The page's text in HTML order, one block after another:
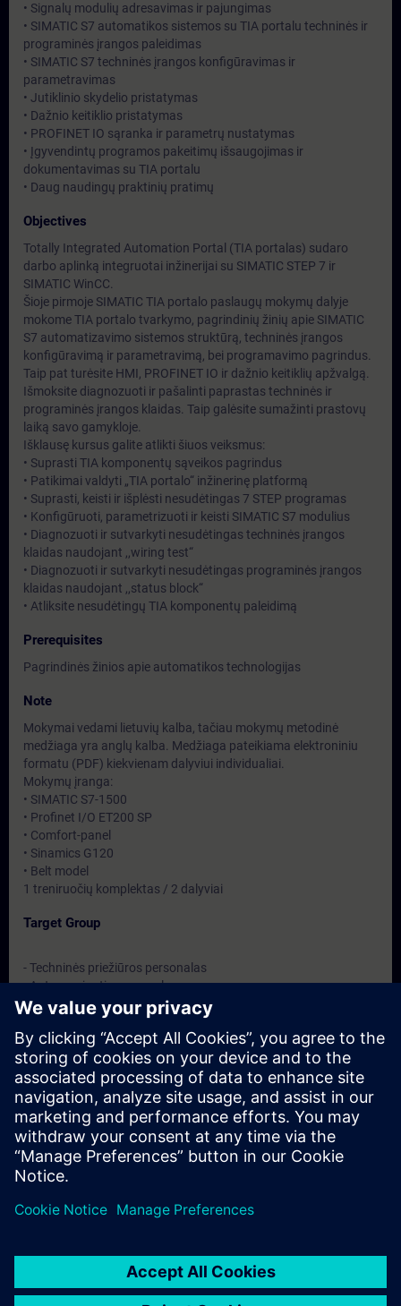
• Signalų modulių adresavimas ir pajungimas
• SIMATIC S7 automatikos sistemos su TIA portalu techninės ir
programinės įrangos paleidimas
• SIMATIC S7 techninės įrangos konfigūravimas ir
parametravimas
• Jutiklinio skydelio pristatymas
• Dažnio keitiklio pristatymas
• PROFINET IO sąranka ir parametrų nustatymas
• Įgyvendintų programos pakeitimų išsaugojimas ir
dokumentavimas su TIA portalu
• Daug naudingų praktinių pratimų
Objectives
Totally Integrated Automation Portal (TIA portalas) sudaro
darbo aplinką integruotai inžinerijai su SIMATIC STEP 7 ir
SIMATIC WinCC.
Šioje pirmoje SIMATIC TIA portalo paslaugų mokymų dalyje
mokome TIA portalo tvarkymo, pagrindinių žinių apie SIMATIC
S7 automatizavimo sistemos struktūrą, techninės įrangos
konfigūravimą ir parametravimą, bei programavimo pagrindus.
Taip pat turėsite HMI, PROFINET IO ir dažnio keitiklių apžvalgą.
Išmoksite diagnozuoti ir pašalinti paprastas techninės ir
programinės įrangos klaidas. Taip galėsite sumažinti prastovų
laiką savo gamykloje.
Išklausę kursus galite atlikti šiuos veiksmus:
• Suprasti TIA komponentų sąveikos pagrindus
• Patikimai valdyti „TIA portalo“ inžinerinę platformą
• Suprasti, keisti ir išplėsti nesudėtingas 7 STEP programas
• Konfigūruoti, parametrizuoti ir keisti SIMATIC S7 modulius
• Diagnozuoti ir sutvarkyti nesudėtingas techninės įrangos
klaidas naudojant ,,wiring test“
• Diagnozuoti ir sutvarkyti nesudėtingas programinės įrangos
klaidas naudojant ,,status block“
• Atliksite nesudėtingų TIA komponentų paleidimą
Prerequisites
Pagrindinės žinios apie automatikos technologijas
Note
Mokymai vedami lietuvių kalba, tačiau mokymų metodinė
medžiaga yra anglų kalba. Medžiaga pateikiama elektroniniu
formatu (PDF) kiekvienam dalyviui individualiai.
Mokymų įranga:
• SIMATIC S7-1500
• Profinet I/O ET200 SP
• Comfort-panel
• Sinamics G120
• Belt model
1 treniruočių komplektas / 2 dalyviai
Target Group
- Techninės priežiūros personalas
- Aptarnaujantis personalas
- Operatoriai
Dates And Registration
Currently, no events available
Add yourself to the course request list and you will be notified
when new dates become available.
Activate notification service